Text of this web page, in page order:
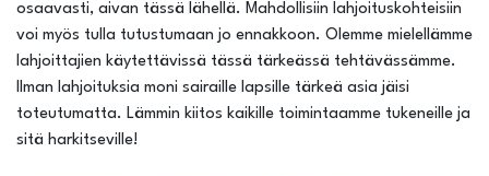
osaavasti, aivan tässä lähellä. Mahdollisiin lahjoituskohteisiin
voi myös tulla tutustumaan jo ennakkoon. Olemme mielellämme
lahjoittajien käytettävissä tässä tärkeässä tehtävässämme.
Ilman lahjoituksia moni sairaille lapsille tärkeä asia jäisi
toteutumatta. Lämmin kiitos kaikille toimintaamme tukeneille ja
sitä harkitseville!